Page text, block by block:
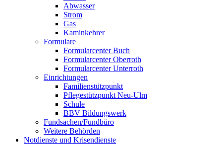
Abwasser
Strom
Gas
Kaminkehrer
Formulare
Formularcenter Buch
Formularcenter Oberroth
Formularcenter Unterroth
Einrichtungen
Familienstützpunkt
Pflegestützpunkt Neu-Ulm
Schule
BBV Bildungswerk
Fundsachen/Fundbüro
Weitere Behörden
Notdienste und Krisendienste